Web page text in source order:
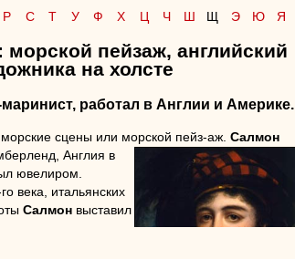
Р С Т У Ф Х Ц Ч Ш Щ Э Ю Я
морской пейзаж, английский
на холсте
работал в Англии и Америке.
сцены или морской пейз-аж. Салмон
Англия в
ювелиром.
века, итальянских
Салмон выставил